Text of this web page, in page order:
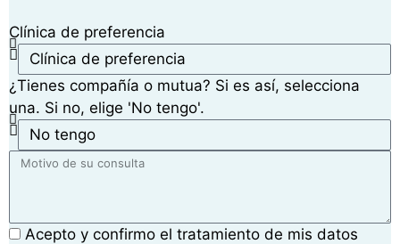
Clínica de preferencia
¿Tienes compañía o mutua? Si es así, selecciona
una. Si no, elige 'No tengo'.
Acepto y confirmo el tratamiento de mis datos